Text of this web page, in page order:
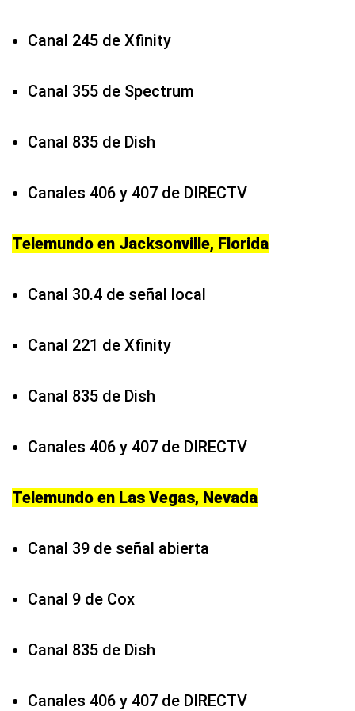
Canal 245 de Xfinity
Canal 355 de Spectrum
Canal 835 de Dish
Canales 406 y 407 de DIRECTV
Telemundo en Jacksonville, Florida
Canal 30.4 de señal local
Canal 221 de Xfinity
Canal 835 de Dish
Canales 406 y 407 de DIRECTV
Telemundo en Las Vegas, Nevada
Canal 39 de señal abierta
Canal 9 de Cox
Canal 835 de Dish
Canales 406 y 407 de DIRECTV